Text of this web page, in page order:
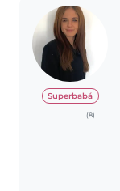
Superbabá
(8)